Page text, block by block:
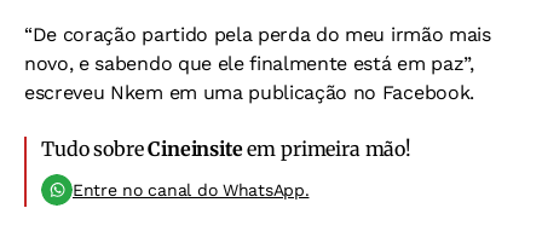
“De coração partido pela perda do meu irmão mais
novo, e sabendo que ele finalmente está em paz”,
escreveu Nkem em uma publicação no Facebook.
Tudo sobreCineinsiteem primeira mão!
Entre no canal do WhatsApp.